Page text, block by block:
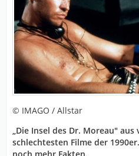
© IMAGO / Allstar
„Die Insel des Dr. Moreau"
schlechtesten Filme der